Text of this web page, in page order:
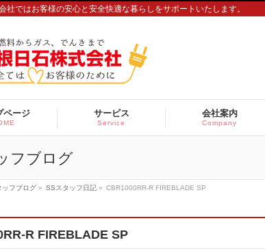
社ではお客様の安心と安全快適な暮らしをサポートいたします。
ページ サービス
Service
会社案内
Company
フブログ
ッフブログ » SSスタッフ日記 » CBR1000RR-R FIREBLADE SP
R FIREBLADE SP